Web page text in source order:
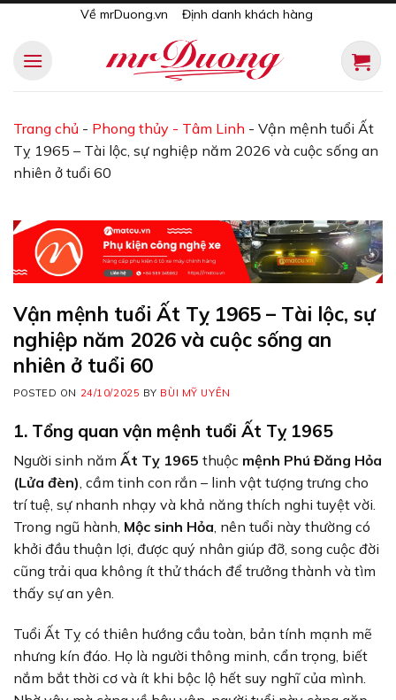
content
Về mrDuong.vn Định danh khách hàng
Trang chủ - Phong thủy - Tâm Linh - Vận mệnh tuổi Ất
Tỵ 1965 – Tài lộc, sự nghiệp năm 2026 và cuộc sống an
nhiên ở tuổi 60
Vận mệnh tuổi Ất Tỵ 1965 – Tài lộc, sự
nghiệp năm 2026 và cuộc sống an
nhiên ở tuổi 60
POSTED ON 24/10/2025 BY BÙI MỸ UYÊN
1. Tổng quan vận mệnh tuổi Ất Tỵ 1965
Người sinh năm Ất Tỵ 1965 thuộc mệnh Phú Đăng Hỏa
(Lửa đèn), cầm tinh con rắn – linh vật tượng trưng cho
trí tuệ, sự nhanh nhạy và khả năng thích nghi tuyệt vời.
Trong ngũ hành, Mộc sinh Hỏa, nên tuổi này thường có
khởi đầu thuận lợi, được quý nhân giúp đỡ, song cuộc đời
cũng trải qua không ít thử thách để trưởng thành và tìm
thấy sự an yên.
Tuổi Ất Tỵ có thiên hướng cầu toàn, bản tính mạnh mẽ
nhưng kín đáo. Họ là người thông minh, cẩn trọng, biết
nắm bắt thời cơ và ít khi bộc lộ hết suy nghĩ của mình.